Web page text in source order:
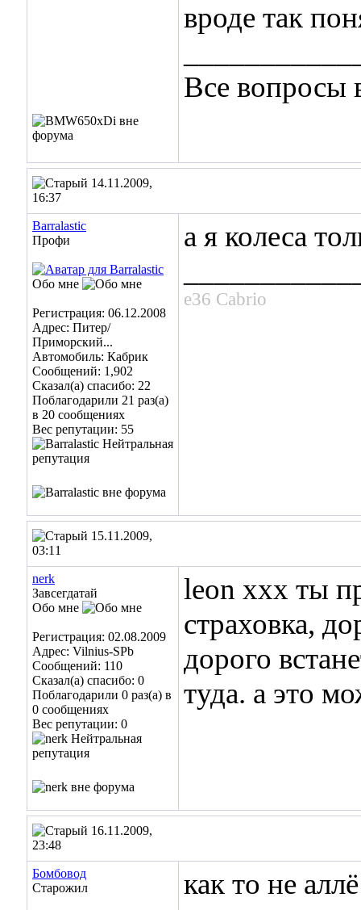
вроде так
Все вопросы
14.11.2009,
16:37
Barralastic
Профи
Обо мне
Регистрация: 06.12.2008
Адрес: Питер/
Приморский...
Автомобиль: Кабрик
Сообщений: 1,902
Сказал(а) спасибо: 22
Поблагодарили 21 раз(а)
в 20 сообщениях
Вес репутации: 55
а я колеса
e36 Cabrio
15.11.2009,
03:11
nerk
Завсегдатай
Обо мне
Регистрация: 02.08.2009
Адрес: Vilnius-SPb
Сообщений: 110
Сказал(а) спасибо: 0
Поблагодарили 0 раз(а) в
0 сообщениях
Вес репутации: 0
leon xxx ты
страховка,
дорого
туда. а это
16.11.2009,
23:48
Бомбовод
Старожил
как то не